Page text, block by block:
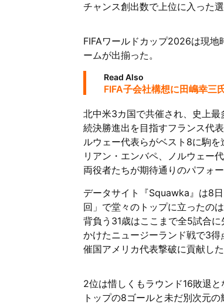
チャンス創出数で上位に入った
FIFAワールドカップ2026は現
ームが出揃った。
Read Also
FIFA子会社構想に田嶋幸
北中米3カ国で共催され、史上
続決勝進出を目指すフランス代
ルウェー代表らがベスト8に駒
リアン・エンバペ、ノルウェー
両役者たちが期待通りのパフォ
データサイト『Squawka』は8
回」で堂々のトップに立ったの
背負う31歳はここまで全5試合
かけたニュージーランド戦で3
催国アメリカ代表撃破に貢献した
2位は惜しくもラウンド16敗退
トップの8ゴールと未だ別次元